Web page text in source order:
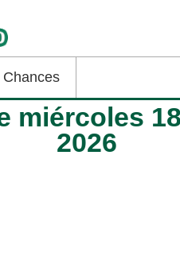
Chances
miércoles
2026